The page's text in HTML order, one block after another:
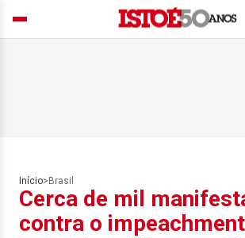
Início> Brasil
Cerca de mil
contra o impeachment